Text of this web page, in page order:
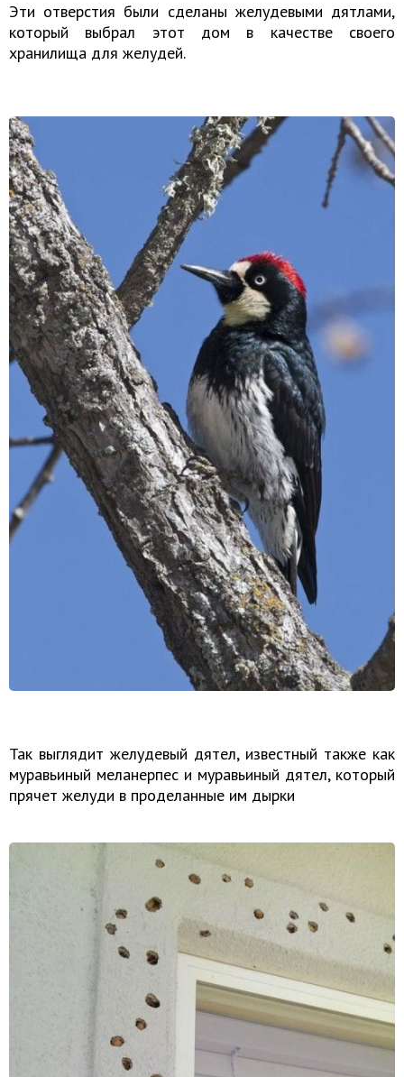
Эти отверстия были сделаны желудевыми дятлами,
который выбрал этот дом
в качестве своего
хранилища для желудей.
Так выглядит желудевый дятел, известный также как
муравьиный меланерпес и муравьиный дятел, который
прячет желуди в проделанные им дырки